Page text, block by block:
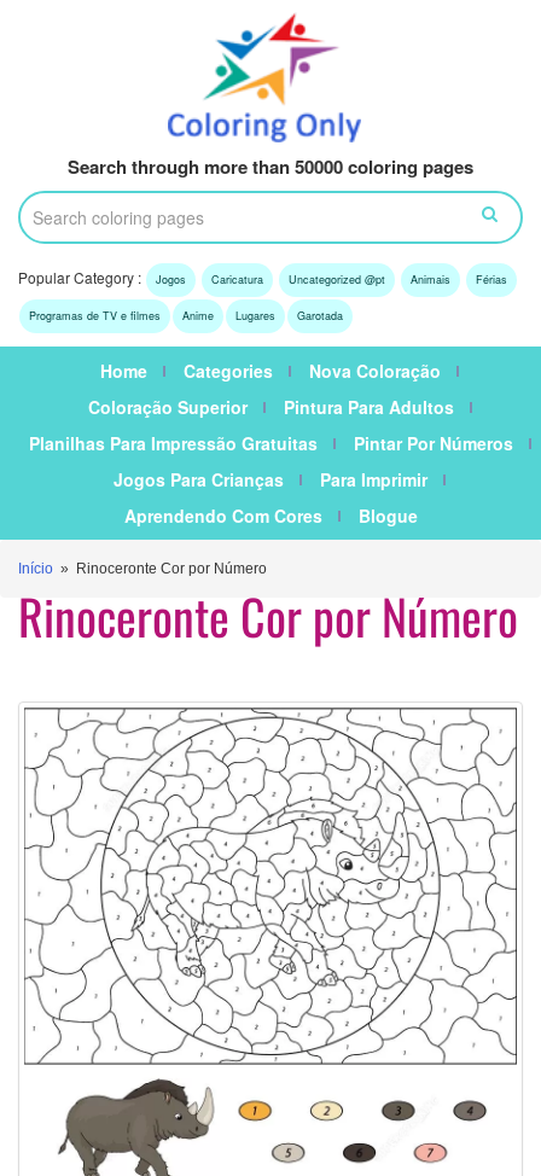
Search through more than 50000 coloring pages
Popular Category : Jogos Caricatura Uncategorized @pt Animais Férias
Programas de TV e filmes Anime Lugares Garotada
Home Categories
Nova Coloração
Coloração Superior
Pintura Para Adultos
Planilhas Para Impressão Gratuitas
Pintar Por Números
Jogos Para Crianças
Para Imprimir
Aprendendo Com Cores
Blogue
Início » Rinoceronte Cor por Número
Rinoceronte Cor por Número